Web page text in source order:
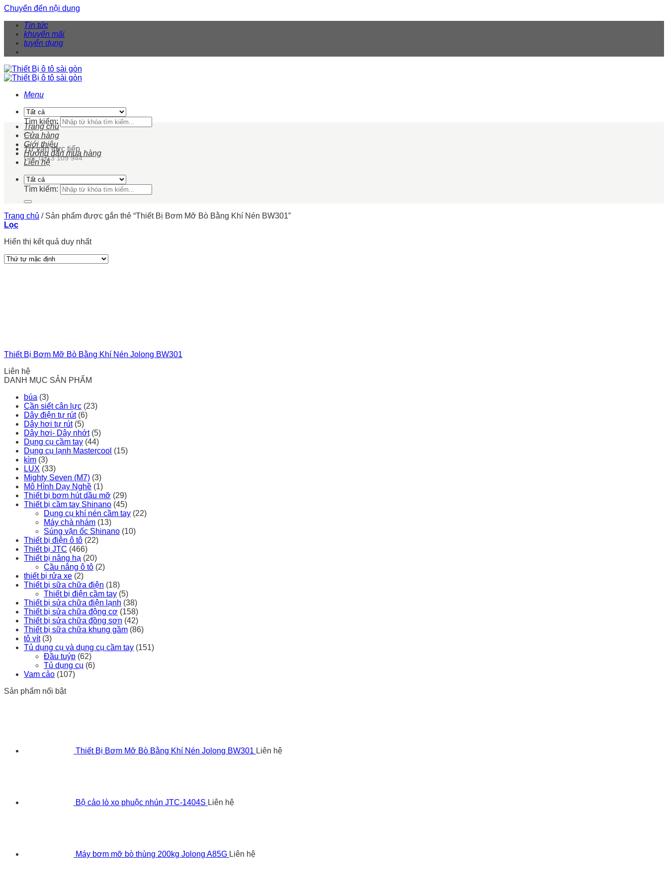
Chuyển đến nội dung
Tin tức
khuyến mãi
tuyển dụng
Menu
Tìm kiếm:
Tư vấn trực tiếp
Gọi: 0913 109 944
Trang chủ
Cửa hàng
Giới thiệu
Hướng dẫn mua hàng
Liên hệ
Tìm kiếm:
Trang chủ /Sản phẩm được gắn thẻ “Thiết Bị Bơm Mỡ Bò Bằng Khí Nén BW301”
Lọc
Hiển thị kết quả duy nhất
Thiết Bị Bơm Mỡ Bò Bằng Khí Nén Jolong BW301
Liên hệ
DANH MỤC SẢN PHẨM
búa (3)
Cần siết cân lực (23)
Dây điện tự rút (6)
Dây hơi tự rút (5)
Dây hơi- Dây nhớt (5)
Dụng cụ cầm tay (44)
Dụng cụ lạnh Mastercool (15)
kìm (3)
LUX (33)
Mighty Seven (M7) (3)
Mô Hình Dạy Nghề (1)
Thiết bị bơm hút dầu mỡ (29)
Thiết bị cầm tay Shinano (45)
Dụng cụ khí nén cầm tay (22)
Máy chà nhám (13)
Súng vặn ốc Shinano (10)
Thiết bị điện ô tô (22)
Thiết bị JTC (466)
Thiết bị nâng hạ (20)
Cầu nâng ô tô (2)
thiết bị rửa xe (2)
Thiết bị sữa chữa điện (18)
Thiết bị điện cầm tay (5)
Thiết bị sửa chữa điện lạnh (38)
Thiết bị sửa chữa động cơ (158)
Thiết bị sửa chữa đồng sơn (42)
Thiết bị sữa chữa khung gầm (86)
tô vít (3)
Tủ dụng cụ và dụng cụ cầm tay (151)
Đầu tuýp (62)
Tủ dụng cụ (6)
Vam cảo (107)
Sản phẩm nổi bật
Thiết Bị Bơm Mỡ Bò Bằng Khí Nén Jolong BW301 Liên hệ
Bộ cảo lò xo phuộc nhún JTC-1404S Liên hệ
Máy bơm mỡ bò thùng 200kg Jolong A85G Liên hệ